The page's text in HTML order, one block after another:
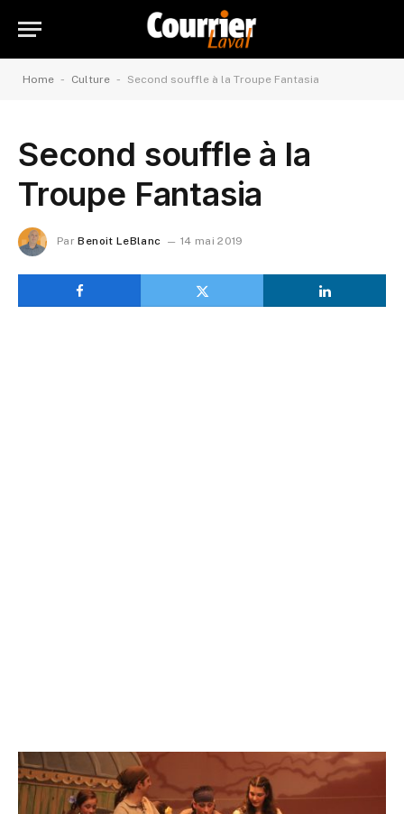
Home - Culture - Second souffle à la Troupe Fantasia
Second souffle à la
Troupe Fantasia
Par Benoit LeBlanc 14 mai 2019